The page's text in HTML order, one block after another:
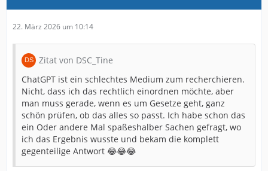
22. März 2026 um 10:14
Zitat von DSC_Tine
ChatGPT ist ein schlechtes Medium zum recherchieren.
Nicht, dass ich das rechtlich einordnen möchte, aber
man muss gerade, wenn es um Gesetze geht, ganz
schön prüfen, ob das alles so passt. Ich habe schon das
ein Oder andere Mal spaßeshalber Sachen gefragt, wo
ich das Ergebnis wusste und bekam die komplett
gegenteilige Antwort 😂😂😂